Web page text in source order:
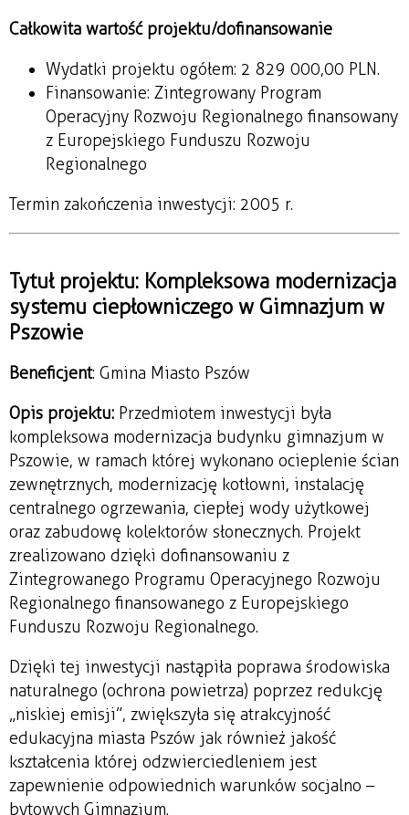
Całkowita wartość projektu/dofinansowanie
Wydatki projektu ogółem: 2 829 000,00 PLN.
Finansowanie: Zintegrowany Program
Operacyjny Rozwoju Regionalnego finansowany
z Europejskiego Funduszu Rozwoju
Regionalnego
Termin zakończenia inwestycji: 2005 r.
Tytuł projektu: Kompleksowa modernizacja
systemu ciepłowniczego w Gimnazjum w
Pszowie
Beneficjent: Gmina Miasto Pszów
Opis projektu: Przedmiotem inwestycji była
kompleksowa modernizacja budynku gimnazjum w
Pszowie, w ramach której wykonano ocieplenie ścian
zewnętrznych, modernizację kotłowni, instalację
centralnego ogrzewania, ciepłej wody użytkowej
oraz zabudowę kolektorów słonecznych. Projekt
zrealizowano dzięki dofinansowaniu z
Zintegrowanego Programu Operacyjnego Rozwoju
Regionalnego finansowanego z Europejskiego
Funduszu Rozwoju Regionalnego.
Dzięki tej inwestycji nastąpiła poprawa środowiska
naturalnego (ochrona powietrza) poprzez redukcję
„niskiej emisji”, zwiększyła się atrakcyjność
edukacyjna miasta Pszów jak również jakość
kształcenia której odzwierciedleniem jest
zapewnienie odpowiednich warunków socjalno –
bytowych Gimnazjum.